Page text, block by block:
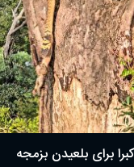
برای بلعیدن بزمجه